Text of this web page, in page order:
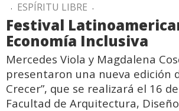
. ESPÍRITU LIBRE .
Festival
Economía Inclusiva
Mercedes Viola y Magdalena
presentaron una nueva edición
Crecer”, que se realizará el 16
Facultad de Arquitectura,